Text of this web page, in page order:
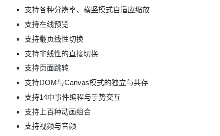
支持各种分辨率、横竖模式自适应缩放
支持在线预览
支持翻页线性切换
支持非线性的直接切换
支持页面跳转
支持DOM与Canvas模式的独立与共存
支持14中事件编程与手势交互
支持上百种动画组合
支持视频与音频